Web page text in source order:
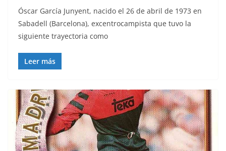
Óscar García Junyent, nacido el 26 de abril de 1973 en
Sabadell (Barcelona), excentrocampista que tuvo la
siguiente trayectoria como
Leer más